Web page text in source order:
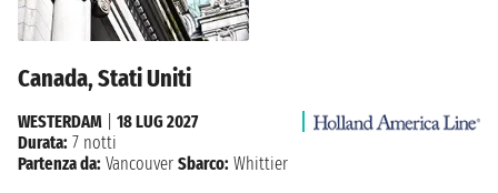
Canada, Stati Uniti
WESTERDAM
18 LUG 2027
Durata: 7 notti
Partenza da: Vancouver Sbarco: Whittier